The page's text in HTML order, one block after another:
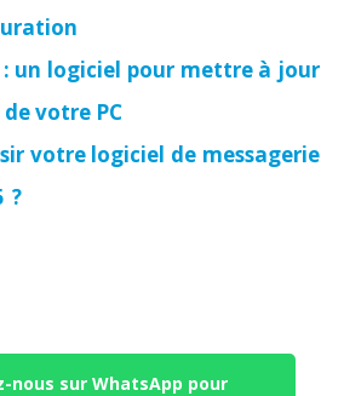
un logiciel pour mettre à jour
votre PC
votre logiciel de messagerie
?
nous sur WhatsApp pour